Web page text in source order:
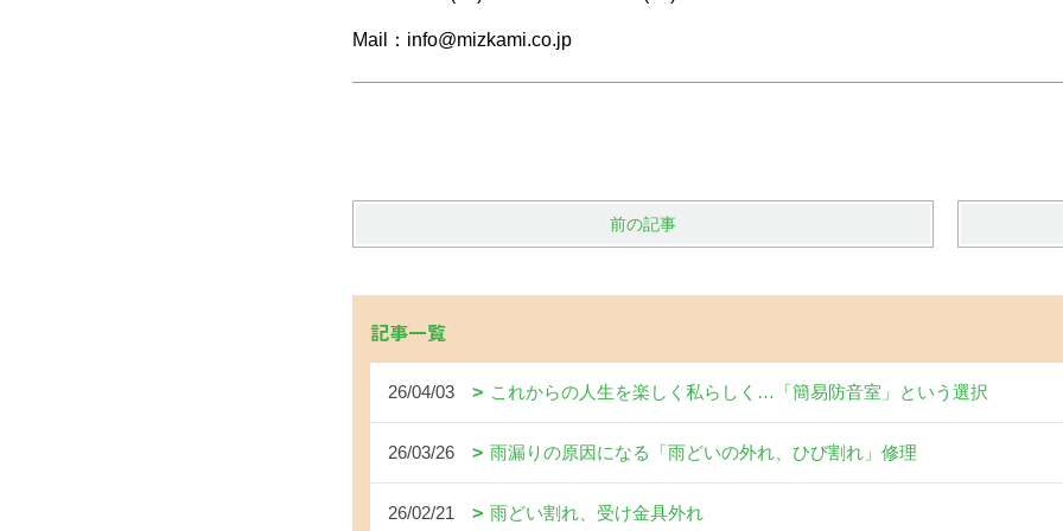
Mail：info@mizkami.co.jp
前の記事
記事一覧
26/04/03 これからの人生を楽しく私らしく…「簡易防音室」という選択
26/03/26 雨漏りの原因になる「雨どいの外れ、ひび割れ」修理
26/02/21 雨どい割れ、受け金具外れ